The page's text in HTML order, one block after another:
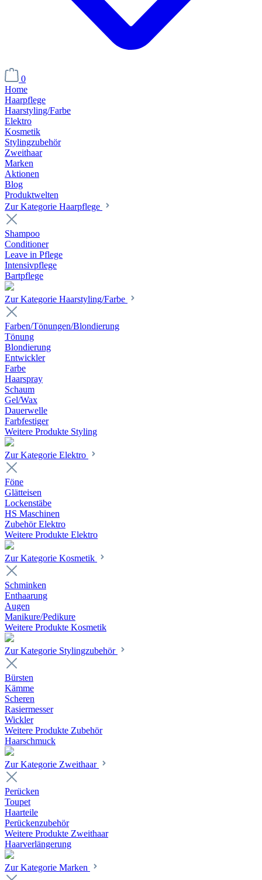
0
Home
Haarpflege
Haarstyling/Farbe
Elektro
Kosmetik
Stylingzubehör
Zweithaar
Marken
Aktionen
Blog
Produktwelten
Zur Kategorie Haarpflege
Shampoo
Conditioner
Leave in Pflege
Intensivpflege
Bartpflege
Zur Kategorie Haarstyling/Farbe
Farben/Tönungen/Blondierung
Tönung
Blondierung
Entwickler
Farbe
Haarspray
Schaum
Gel/Wax
Dauerwelle
Farbfestiger
Weitere Produkte Styling
Zur Kategorie Elektro
Föne
Glätteisen
Lockenstäbe
HS Maschinen
Zubehör Elektro
Weitere Produkte Elektro
Zur Kategorie Kosmetik
Schminken
Enthaarung
Augen
Manikure/Pedikure
Weitere Produkte Kosmetik
Zur Kategorie Stylingzubehör
Bürsten
Kämme
Scheren
Rasiermesser
Wickler
Weitere Produkte Zubehör
Haarschmuck
Zur Kategorie Zweithaar
Perücken
Toupet
Haarteile
Perückenzubehör
Weitere Produkte Zweithaar
Haarverlängerung
Zur Kategorie Marken